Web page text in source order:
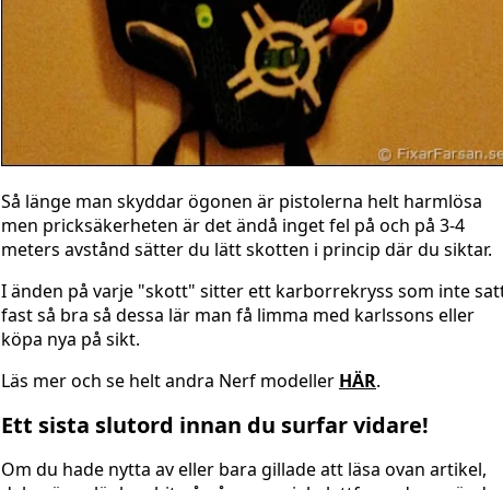
Så länge man skyddar ögonen är pistolerna helt harmlösa
men pricksäkerheten är det ändå inget fel på och på 3-4
meters avstånd sätter du lätt skotten i princip där du siktar.
I änden på varje "skott" sitter ett karborrekryss som inte
fast så bra så dessa lär man få limma med karlssons eller
köpa nya på sikt.
Läs mer och se helt andra Nerf modeller HÄR.
Ett sista slutord innan du surfar vidare!
Om du hade nytta av eller bara gillade att läsa ovan artikel,